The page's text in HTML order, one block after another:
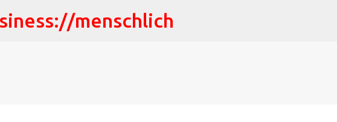
Direkt zum Hauptbereich
menschlich